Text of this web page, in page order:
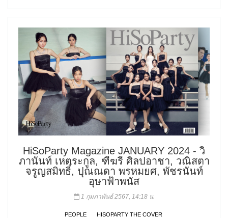
HiSoParty Magazine JANUARY 2024 - วิ
ภานันท์ เหตระกูล, ฑีฆรี ศิลปอาชา, วณิสตา
จรูญสมิทธิ์, ปุณณดา พรหมยศ, พัชรนันท์
อุษาฟ้าพนัส
1 กุมภาพันธ์ 2567, 14:18 น.
PEOPLE HISOPARTY THE COVER